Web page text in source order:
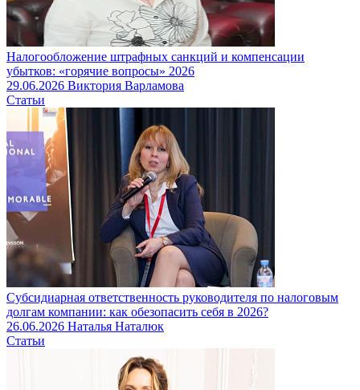
Налогообложение штрафных санкций и компенсации
убытков: «горячие вопросы» 2026
29.06.2026 Виктория Варламова
Статьи
Субсидиарная ответственность руководителя по налоговым
долгам компании: как обезопасить себя в 2026?
26.06.2026 Наталья Наталюк
Статьи